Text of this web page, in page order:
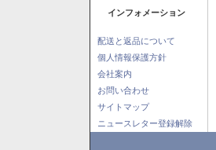
インフォメーション
配送と返品について
個人情報保護方針
会社案内
お問い合わせ
サイトマップ
ニュースレター登録解除